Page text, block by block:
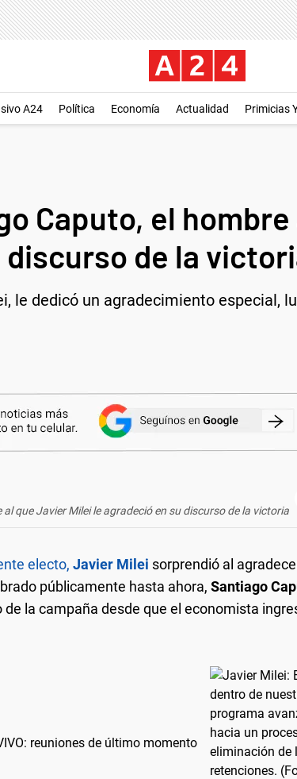
A24 Política Economía Actualidad Primicias
Caputo, el
de la
le dedicó un agradecimiento especial,
que Javier Milei le agradeció en su discurso de la victoria
electo, Javier Milei sorprendió al
públicamente hasta ahora, Santiago
la campaña desde que el economista
reuniones de último momento